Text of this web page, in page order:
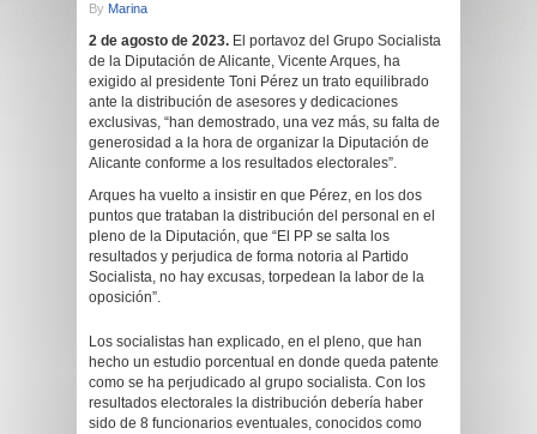
By Marina
2 de agosto de 2023. El portavoz del Grupo Socialista
de la Diputación de Alicante, Vicente Arques, ha
exigido al presidente Toni Pérez un trato equilibrado
ante la distribución de asesores y dedicaciones
exclusivas, “han demostrado, una vez más, su falta de
generosidad a la hora de organizar la Diputación de
Alicante conforme a los resultados electorales”.
Arques ha vuelto a insistir en que Pérez, en los dos
puntos que trataban la distribución del personal en el
pleno de la Diputación, que “El PP se salta los
resultados y perjudica de forma notoria al Partido
Socialista, no hay excusas, torpedean la labor de la
oposición”.
Los socialistas han explicado, en el pleno, que han
hecho un estudio porcentual en donde queda patente
como se ha perjudicado al grupo socialista. Con los
resultados electorales la distribución debería haber
sido de 8 funcionarios eventuales, conocidos como